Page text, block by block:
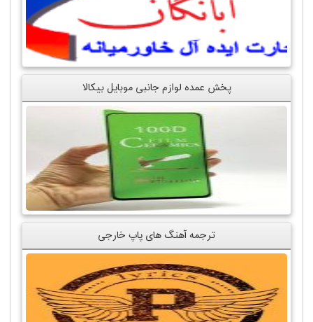
پخش عمده لوازم جانبی موبایل بیکالا
ترجمه آهنگ های پاپ خارجی